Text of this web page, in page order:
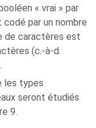
« vrai » par
par un nombre
de caractères est
(c.-à-d.
les types
seront étudiés
9.